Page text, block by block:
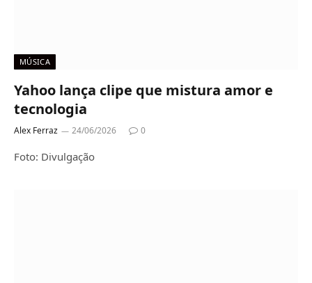
MÚSICA
Yahoo lança clipe que mistura amor e
tecnologia
Alex Ferraz 24/06/2026 0
Foto: Divulgação